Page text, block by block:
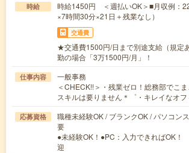
時給
時給1450円 ＜週払いOK＞■月収例：
×7時間30分×21日＋残業なし）
交通費
★交通費1500円/日まで別途支給（規定
勤の場合「3万1500円/月」！
仕事内容
一般事務
＜CHECK!!＞・残業ゼロ！総務部でこ
スキルは要りません＊゜・キレイなオ
応募資格
職種未経験OK / ブランクOK / パソコン
要
●未経験OK！●PC：入力できればOK
迎